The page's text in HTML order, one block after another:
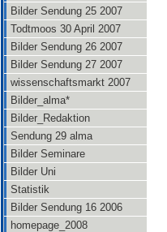
Bilder Sendung 25 2007
Todtmoos 30 April 2007
Bilder Sendung 26 2007
Bilder Sendung 27 2007
wissenschaftsmarkt 2007
Bilder_alma*
Bilder_Redaktion
Sendung 29 alma
Bilder Seminare
Bilder Uni
Statistik
Bilder Sendung 16 2006
homepage_2008